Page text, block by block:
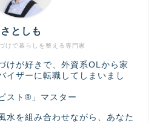
けで暮らしを整える専門家
さとしも
けが好きで、外資系OLから家
イザーに転職してしまいまし
スト®」マスター
水を組み合わせながら、あなた